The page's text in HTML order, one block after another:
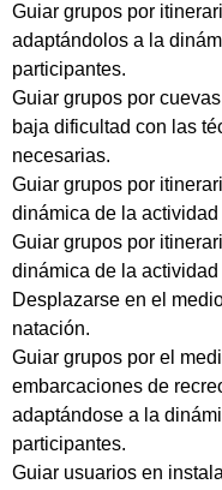
Guiar grupos por
adaptándolos a la
participantes.
Guiar grupos por
baja dificultad con las
necesarias.
Guiar grupos por
dinámica de la
Guiar grupos por
dinámica de la
Desplazarse en el
natación.
Guiar grupos por el
embarcaciones de
adaptándose a la
participantes.
Guiar usuarios en